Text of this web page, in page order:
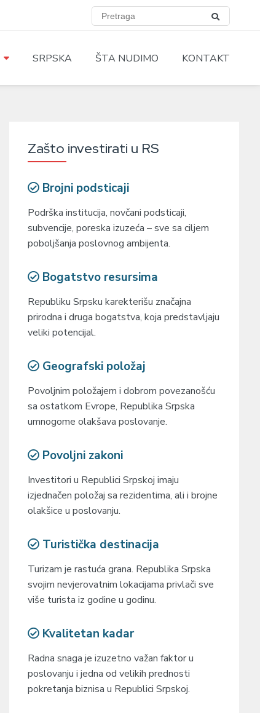
SRPSKA ŠTA NUDIMO KONTAKT
Zašto investirati u RS
Brojni podsticaji
Podrška institucija, novčani podsticaji,
subvencije, poreska izuzeća – sve sa ciljem
poboljšanja poslovnog ambijenta.
Bogatstvo resursima
Republiku Srpsku karekterišu značajna
prirodna i druga bogatstva, koja predstavljaju
veliki potencijal.
Geografski položaj
Povoljnim položajem i dobrom povezanošću
sa ostatkom Evrope, Republika Srpska
umnogome olakšava poslovanje.
Povoljni zakoni
Investitori u Republici Srpskoj imaju
izjednačen položaj sa rezidentima, ali i brojne
olakšice u poslovanju.
Turistička destinacija
Turizam je rastuća grana. Republika Srpska
svojim nevjerovatnim lokacijama privlači sve
više turista iz godine u godinu.
Kvalitetan kadar
Radna snaga je izuzetno važan faktor u
poslovanju i jedna od velikih prednosti
pokretanja biznisa u Republici Srpskoj.